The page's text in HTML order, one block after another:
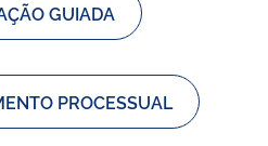
GUIADA
PROCESSUAL